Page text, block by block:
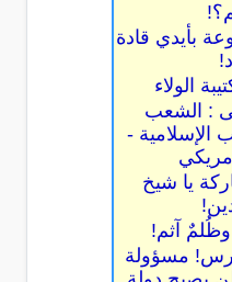
بأيدي قادة
الولاء
: الشعب
الإسلامية -
يا شيخ
آثم!
مسؤولة